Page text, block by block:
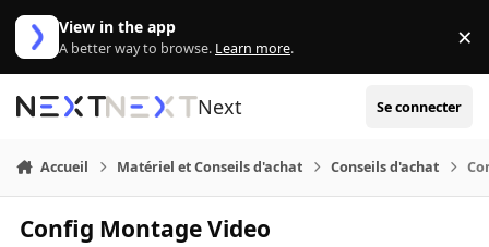
Aller au contenu
View in the app
A better way to browse. Learn more. ×
Next Se connecter
Accueil Matériel et Conseils d'achat Conseils d'achat
Config Montage Video